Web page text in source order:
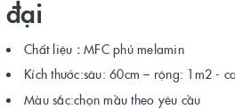
đại
Chất liệu :MFC phủ melamin
Kích thước:sâu: 60cm – rộng: 1m2 -
Màu sắc:chọn mầu theo yêu cầu